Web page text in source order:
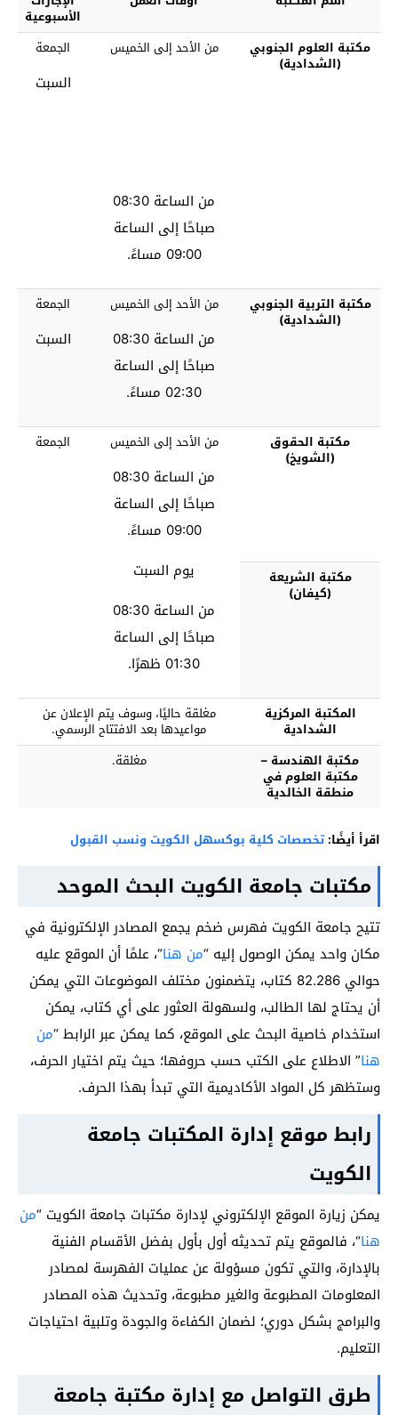
الأسبوعية
مكتبة العلوم الجنوبي
(الشدادية)
من الأحد إلى الخميس
من الساعة 08:30
صباحًا إلى الساعة
09:00 مساءً.
الجمعة
السبت
مكتبة التربية الجنوبي
(الشدادية)
من الأحد إلى الخميس
من الساعة 08:30
صباحًا إلى الساعة
02:30 مساءً.
الجمعة
السبت
مكتبة الحقوق
(الشويخ)
من الأحد إلى الخميس
من الساعة 08:30
صباحًا إلى الساعة
09:00 مساءً.
يوم السبت
من الساعة 08:30
صباحًا إلى الساعة
01:30 ظهرًا.
الجمعة
مكتبة الشريعة
(كيفان)
المكتبة المركزية
الشدادية
مغلقة حاليًا، وسوف يتم الإعلان عن
مواعيدها بعد الافتتاح الرسمي.
مكتبة الهندسة –
مكتبة العلوم في
منطقة الخالدية
مغلقة.
اقرأ أيضًا: تخصصات كلية بوكسهل الكويت ونسب القبول
مكتبات جامعة الكويت البحث الموحد
تتيح جامعة الكويت فهرس ضخم يجمع المصادر الإلكترونية في
مكان واحد يمكن الوصول إليه “من هنا“، علمًا أن الموقع عليه
حوالي 82.286 كتاب، يتضمنون مختلف الموضوعات التي يمكن
أن يحتاج لها الطالب، ولسهولة العثور على أي كتاب، يمكن
استخدام خاصية البحث على الموقع، كما يمكن عبر الرابط “من
هنا” الاطلاع على الكتب حسب حروفها؛ حيث يتم اختيار الحرف،
وستظهر كل المواد الأكاديمية التي تبدأ بهذا الحرف.
رابط موقع إدارة المكتبات جامعة
الكويت
يمكن زيارة الموقع الإلكتروني لإدارة مكتبات جامعة الكويت “من
هنا“، فالموقع يتم تحديثه أول بأول بفضل الأقسام الفنية
بالإدارة، والتي تكون مسؤولة عن عمليات الفهرسة لمصادر
المعلومات المطبوعة والغير مطبوعة، وتحديث هذه المصادر
والبرامج بشكل دوري؛ لضمان الكفاءة والجودة وتلبية احتياجات
التعليم.
طرق التواصل مع إدارة مكتبة جامعة